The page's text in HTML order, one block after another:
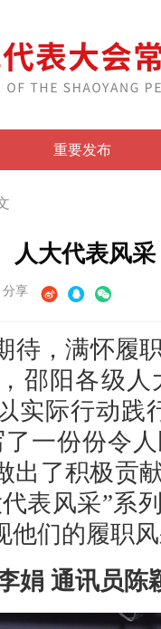
重要发布
人大代表风
分享
待，满怀履
邵阳各级
实际行动践
了一份份令
出了积极贡
表风采”系
他们的履职
娟 通讯员陈
双清区人大常委会机关